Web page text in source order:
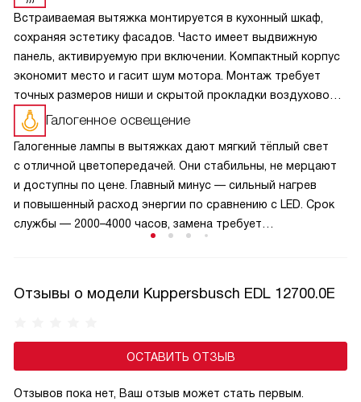
Встраиваемая вытяжка монтируется в кухонный шкаф,
сохраняя эстетику фасадов. Часто имеет выдвижную
панель, активируемую при включении. Компактный корпус
экономит место и гасит шум мотора. Монтаж требует
точных размеров ниши и скрытой прокладки воздуховода.
Работает в режимах отвода или рециркуляции с угольным
фильтром. Жироулавливающие кассеты легко моются.
Оптимальный выбор для небольших кухонь, где важна
скрытность. Перед установкой проверьте высоту подвеса
и запас мощности.
Галогенное освещение
Галогенные лампы в вытяжках дают мягкий тёплый свет
с отличной цветопередачей. Они стабильны, не мерцают
и доступны по цене. Главный минус — сильный нагрев
и повышенный расход энергии по сравнению с LED. Срок
службы — 2000–4000 часов, замена требует
оправдан, если важна привычная цветовая температура
Отзывы о модели Kuppersbusch EDL 12700.0E
ОСТАВИТЬ ОТЗЫВ
Отзывов пока нет, Ваш отзыв может стать первым.